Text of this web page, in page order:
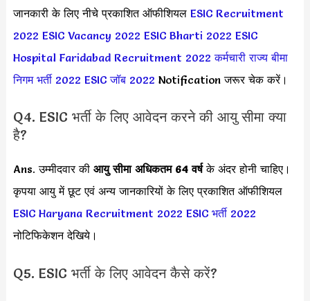
जानकारी के लिए नीचे प्रकाशित ऑफीशियल ESIC Recruitment
2022 ESIC Vacancy 2022 ESIC Bharti 2022 ESIC
Hospital Faridabad Recruitment 2022 कर्मचारी राज्य बीमा
निगम भर्ती 2022 ESIC जॉब 2022 Notification जरूर चेक करें।
Q4. ESIC भर्ती के लिए आवेदन करने की आयु सीमा क्या
है?
Ans. उम्मीदवार की आयु सीमा अधिकतम 64 वर्षके अंदर होनी चाहिए।
कृपया आयु में छूट एवं अन्य जानकारियों के लिए प्रकाशित ऑफीशियल
ESIC Haryana Recruitment 2022 ESIC भर्ती 2022
नोटिफिकेशन देखिये।
Q5. ESIC भर्ती के लिए आवेदन कैसे करें?